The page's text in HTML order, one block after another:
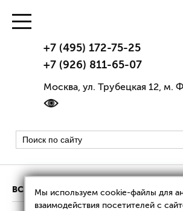
+7 (495) 172-75-25
+7 (926) 811-65-07
Москва, ул. Трубецкая 12, м.
ВСЕ ЦЕНЫ АППАРАТНАЯ
Мы используем cookie-файлы для
взаимодействия посетителей с